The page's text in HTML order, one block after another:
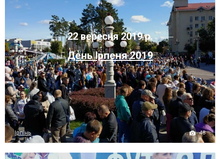
22 вересня 2019 р.
День Ірпеня 2019
Ірпінь 48